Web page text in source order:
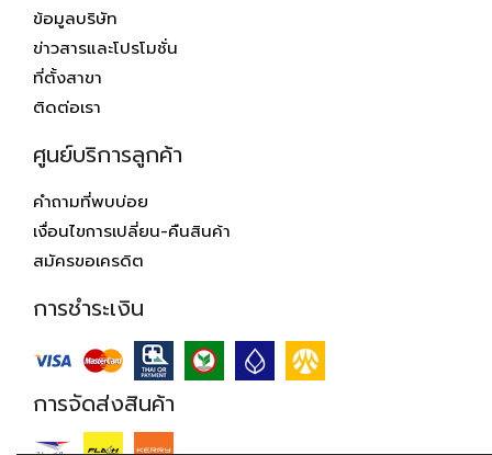
ข้อมูลบริษัท
ข่าวสารและโปรโมชั่น
ที่ตั้งสาขา
ติดต่อเรา
ศูนย์บริการลูกค้า
คำถามที่พบบ่อย
เงื่อนไขการเปลี่ยน-คืนสินค้า
สมัครขอเครดิต
การชำระเงิน
การจัดส่งสินค้า